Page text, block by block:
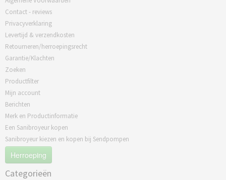
Contact - reviews
Privacyverklaring
Levertijd & verzendkosten
Retourneren/herroepingsrecht
Garantie/Klachten
Zoeken
Productfilter
Mijn account
Berichten
Merk en Productinformatie
Een Sanibroyeur kopen
Sanibroyeur kiezen en kopen bij Sendpompen
Herroeping
Categorieën